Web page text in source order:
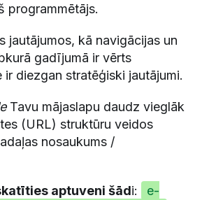
programmētājs.
jautājumos, kā navigācijas un
gadījumā ir vērts
ir diezgan stratēģiski jautājumi.
Tavu mājaslapu daudz vieglāk
(URL) struktūru veidos
nosaukums /
aptuveni šādi:
e-